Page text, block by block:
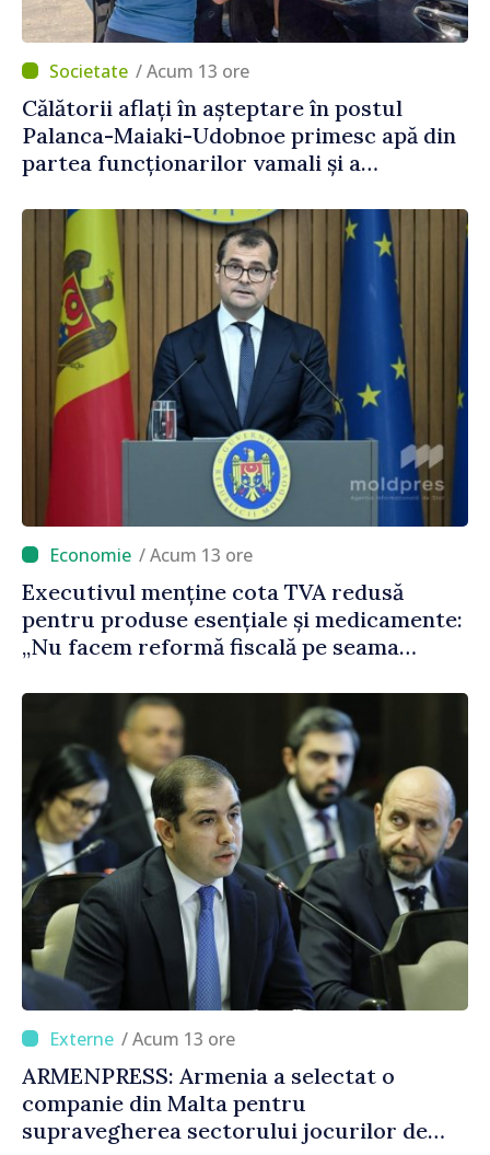
/ Acum 13 ore
Călătorii aflați în așteptare în postul
Palanca-Maiaki-Udobnoe primesc apă din
partea funcționarilor vamali și a
/ Acum 13 ore
Executivul menține cota TVA redusă
pentru produse esențiale și medicamente:
„Nu facem reformă fiscală pe seama
/ Acum 13 ore
ARMENPRESS: Armenia a selectat o
companie din Malta pentru
supravegherea sectorului jocurilor de